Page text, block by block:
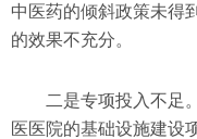
中医药的倾斜政策未得
的效果不充分。
二是专项投入不足
医医院的基础设施建设